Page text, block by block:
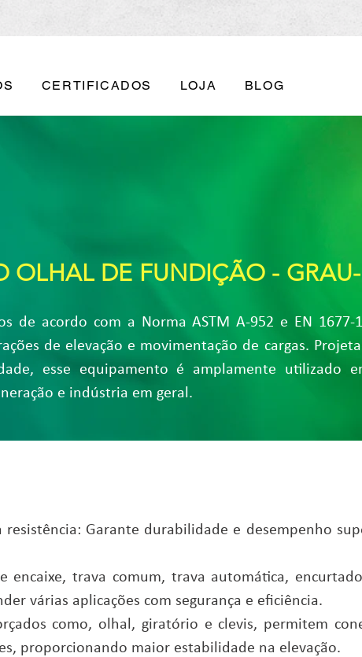
CERTIFICADOS LOJA BLOG
OLHAL DE FUNDIÇÃO -
de acordo com a Norma ASTM A-952 e EN 1677-
de elevação e movimentação de cargas.
esse equipamento é amplamente utilizado
e indústria em geral.
Garante durabilidade e desempenho
encaixe, trava comum, trava automática,
várias aplicações com segurança e eficiência.
como, olhal, giratório e clevis, permitem
proporcionando maior estabilidade na elevação.